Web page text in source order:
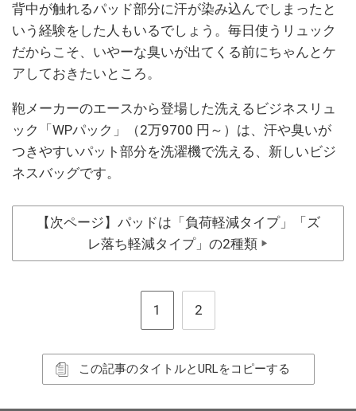
背中が触れるパッド部分に汗が染み込んでしまったと
いう経験をした人もいるでしょう。毎日使うリュック
だからこそ、いやーな臭いが出てくる前にちゃんとケ
アしておきたいところ。
鞄メーカーのエースから登場した洗えるビジネスリュ
ック「WPパック」（2万9700 円～）は、汗や臭いが
つきやすいパット部分を洗濯機で洗える、新しいビジ
ネスバッグです。
【次ページ】パッドは「負荷軽減タイプ」「ズ
レ落ち軽減タイプ」の2種類 ▶
1 2
この記事のタイトルとURLをコピーする